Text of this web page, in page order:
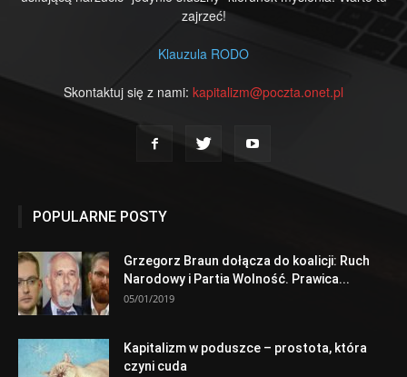
zajrzeć!
Klauzula RODO
Skontaktuj się z nami: kapitalizm@poczta.onet.pl
POPULARNE POSTY
Grzegorz Braun dołącza do koalicji: Ruch
Narodowy i Partia Wolność. Prawica...
05/01/2019
Kapitalizm w poduszce – prostota, która
czyni cuda